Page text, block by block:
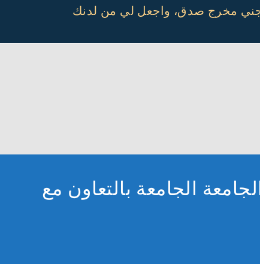
مخرج صدق، واجعل لي من لدنك
الجامعة بالتعاون مع